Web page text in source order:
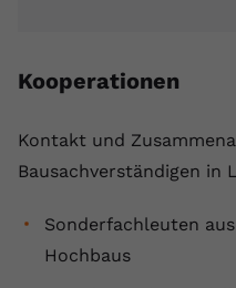
Kooperationen
Kontakt und
Bausachverständigen in
Sonderfachleuten
Hochbaus